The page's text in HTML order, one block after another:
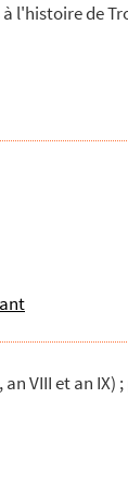
l'histoire de
an VIII et an IX)